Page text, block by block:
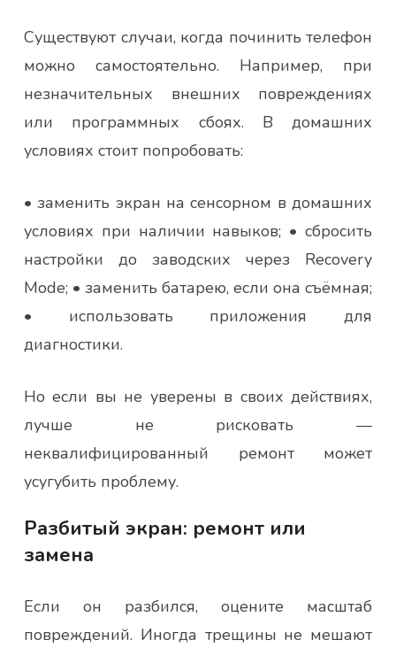
Существуют случаи, когда починить телефон
можно самостоятельно. Например, при
незначительных внешних повреждениях
или программных сбоях. В домашних
условиях стоит попробовать:
• заменить экран на сенсорном в домашних
условиях при наличии навыков; • сбросить
настройки до заводских через Recovery
Mode; • заменить батарею, если она съёмная;
• использовать приложения для
диагностики.
Но если вы не уверены в своих действиях,
лучше не рисковать —
неквалифицированный ремонт может
усугубить проблему.
Разбитый экран: ремонт или
замена
Если он разбился, оцените масштаб
повреждений. Иногда трещины не мешают